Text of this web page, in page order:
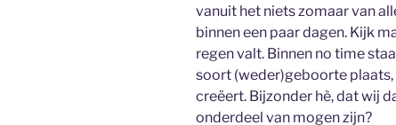
vanuit het niets zomaar van
binnen een paar dagen. Kijk
regen valt. Binnen no time
soort (weder)geboorte
creëert. Bijzonder hè, dat wij
onderdeel van mogen zijn?